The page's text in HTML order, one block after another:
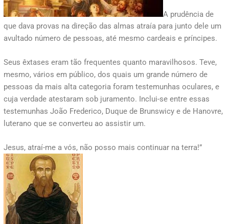
A prudência de
que dava provas na direção das almas atraía para junto dele um
avultado número de pessoas, até mesmo cardeais e príncipes.
Seus êxtases eram tão frequentes quanto maravilhosos. Teve,
mesmo, vários em público, dos quais um grande número de
pessoas da mais alta categoria foram testemunhas oculares, e
cuja verdade atestaram sob juramento. Inclui-se entre essas
testemunhas João Frederico, Duque de Brunswicy e de Hanovre,
luterano que se converteu ao assistir um.
Jesus, atraí-me a vós, não posso mais continuar na terra!”